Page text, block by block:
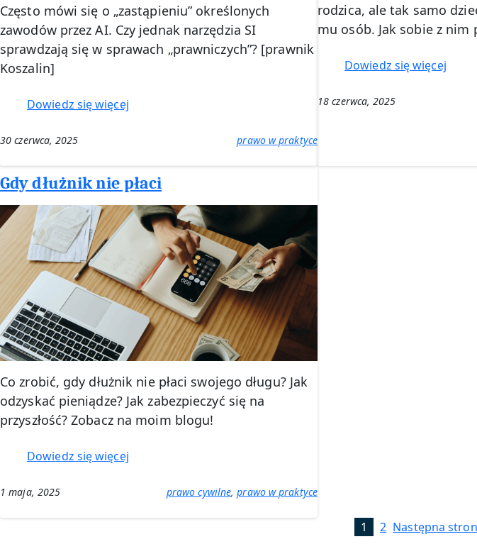
Często mówi się o „zastąpieniu” określonych
zawodów przez AI. Czy jednak narzędzia SI
sprawdzają się w sprawach „prawniczych”? [prawnik
Koszalin]
Dowiedz się więcej:
prawnika?
[prawnik
Koszalin]
30 czerwca, 2025 prawo w praktyce
rodzica, ale tak samo
mu osób. Jak sobie z nim
Dowiedz się więcej:
18 czerwca, 2025
Gdy dłużnik nie płaci
Co zrobić, gdy dłużnik nie płaci swojego długu? Jak
odzyskać pieniądze? Jak zabezpieczyć się na
przyszłość? Zobacz na moim blogu!
Dowiedz się więcej:
dłużnik
płaci
1 maja, 2025 prawo cywilne, prawo w praktyce
1 2 Następna